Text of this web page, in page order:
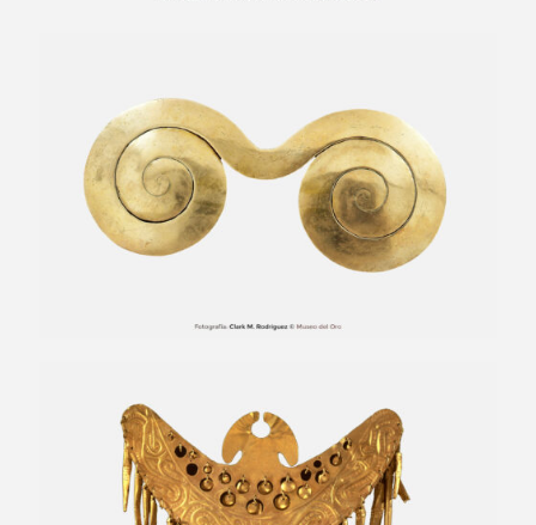
Pectoral en espirales divergentes
Nariguera con placas colgantes